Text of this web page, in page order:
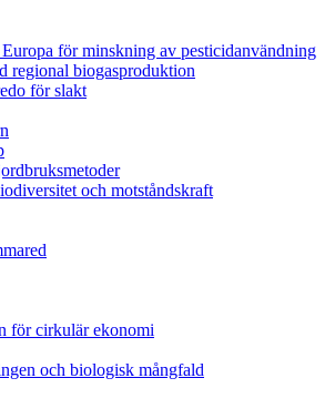
för minskning av pesticidanvändning
regional biogasproduktion
för slakt
och motståndskraft
för cirkulär ekonomi
och biologisk mångfald